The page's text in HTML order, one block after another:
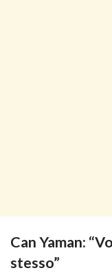
Can Yaman:
stesso”